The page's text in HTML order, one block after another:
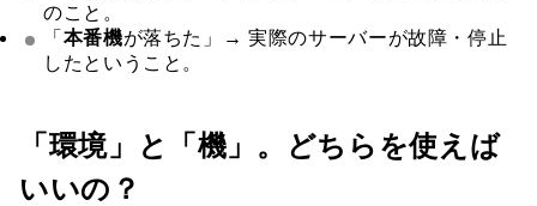
のこと。
「 本番機が落ちた」→ 実際のサーバーが故障・停止
したということ。
「環境」と「機」。どちらを使えば
いいの？